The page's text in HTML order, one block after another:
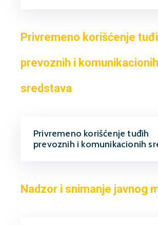
Privremeno korišćenje
prevoznih i komunikacionih
sredstava
Privremeno korišćenje tuđih
prevoznih i komunikacionih
Nadzor i snimanje javnog